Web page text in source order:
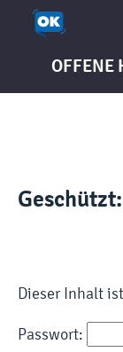
OFFENE
Dieser Inhalt
Passwort: